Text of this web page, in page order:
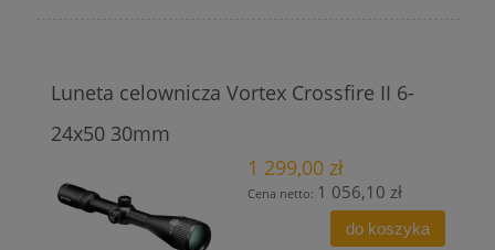
Luneta celownicza Vortex Crossfire II 6-
24x50 30mm
1 299,00 zł
Cena netto: 1 056,10 zł
do koszyka